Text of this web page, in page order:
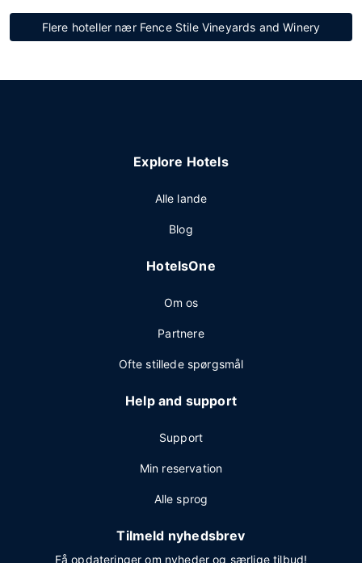
Flere hoteller nær Fence Stile Vineyards and Winery
Explore Hotels
Alle lande
Blog
HotelsOne
Om os
Partnere
Ofte stillede spørgsmål
Help and support
Support
Min reservation
Alle sprog
Tilmeld nyhedsbrev
Få opdateringer om nyheder og særlige tilbud!